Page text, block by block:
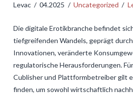
GALERIJA
KONTAKT
Levac 04.2025 Uncategorized
Die digitale Erotikbranche befindet
tiefgreifenden Wandels, geprägt
Innovationen, veränderte
regulatorische Herausforderungen.
Cublisher und Plattformbetreiber gilt
finden, um sowohl wirtschaftlich